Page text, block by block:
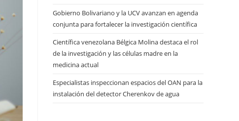
Gobierno Bolivariano y la UCV avanzan en agenda
conjunta para fortalecer la investigación científica
Científica venezolana Bélgica Molina destaca el rol
de la investigación y las células madre en la
medicina actual
Especialistas inspeccionan espacios del OAN para la
instalación del detector Cherenkov de agua